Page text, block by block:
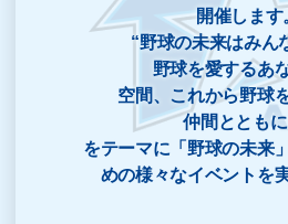
開催します
“野球の未来はみん
野球を愛するあ
空間、これから野球
仲間ととも
をテーマに「野球の未来
めの様々なイベントを